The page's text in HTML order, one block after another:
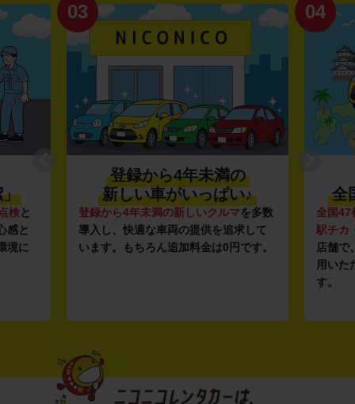
」
検と
感と
境に
03
登録から4年未満の
新しい車がいっぱい♪
登録から4年未満の新しいクルマを多数
導入し、快適な車両の提供を追求して
います。もちろん追加料金は0円です。
04
全
全国47
駅チカ
店舗で
用いた
す。